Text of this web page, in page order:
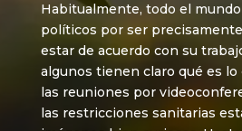
Habitualmente, todo el
políticos por ser
estar de acuerdo con su
algunos tienen claro qué es lo
las reuniones por
las restricciones sanitarias